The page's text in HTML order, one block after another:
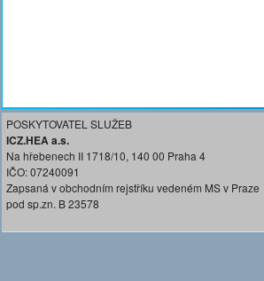
POSKYTOVATEL SLUŽEB
ICZ.HEA a.s.
Na hřebenech II 1718/10, 140 00 Praha 4
IČO: 07240091
Zapsaná v obchodním rejstříku vedeném MS v Praze
pod sp.zn. B 23578